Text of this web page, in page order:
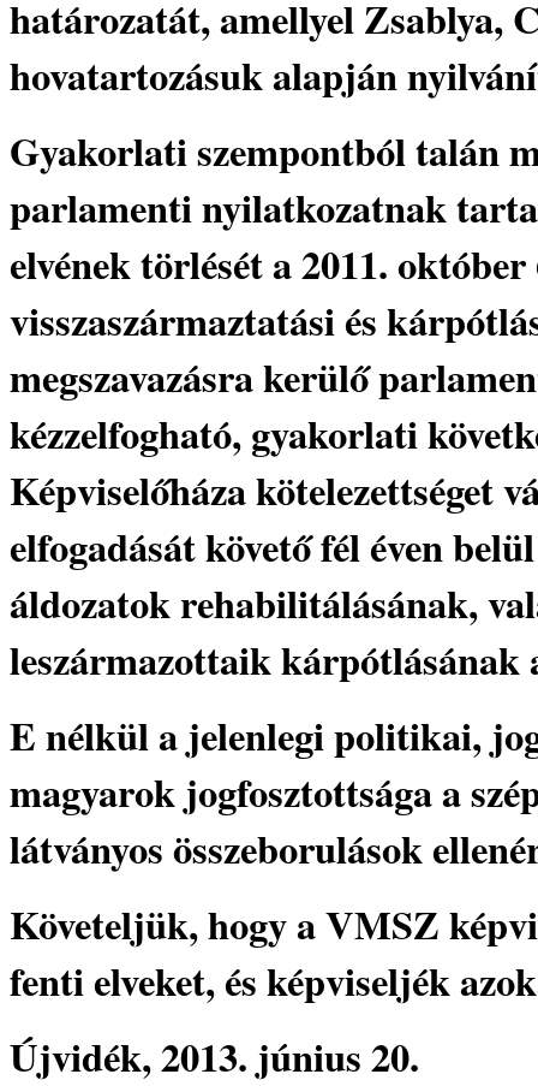
határozatát, amellyel Zsablya,
hovatartozásuk alapján
Gyakorlati szempontból talán
parlamenti nyilatkozatnak
elvének törlését a 2011.
visszaszármaztatási és
megszavazásra kerülő
kézzelfogható, gyakorlati
Képviselőháza kötelezettséget
elfogadását követő fél éven
áldozatok rehabilitálásának,
leszármazottaik kárpótlásának
E nélkül a jelenlegi politikai,
magyarok jogfosztottsága a
látványos összeborulások
Követeljük, hogy a VMSZ
fenti elveket, és képviseljék
Újvidék, 2013. június 20.